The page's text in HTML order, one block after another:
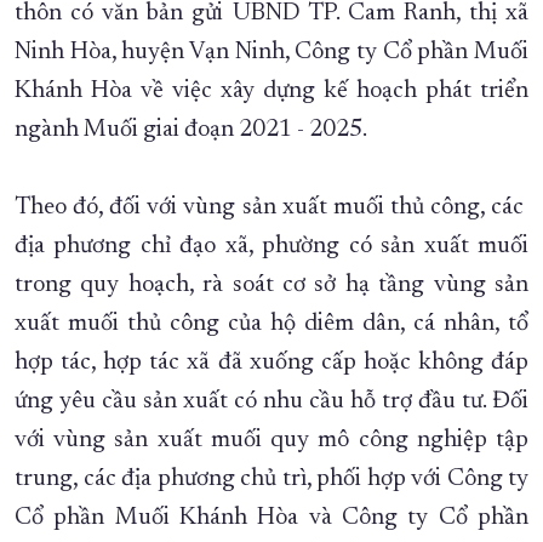
XÂY DỰNG NÔNG THÔN MỚI LỊCH CẮT ĐIỆN
TÀU - XE - MÁY BAY
KỶ NIỆM 370 NĂM XÂY DỰNG VÀ PHÁT TRIỂN TỈNH KHÁNH HÒA
KHOẢNH KHẮC ĐẸP XỨ TRẦM
ĐẠI HỘI ĐẢNG CÁC CẤP TRANG CHỦ VỀ BÁO KHÁNH HÒA
thôn có văn bản gửi UBND TP. Cam Ranh, thị xã
Ninh Hòa, huyện Vạn Ninh, Công ty Cổ phần Muối
Khánh Hòa về việc xây dựng kế hoạch phát triển
ngành Muối giai đoạn 2021 - 2025.
Theo đó, đối với vùng sản xuất muối thủ công, các
địa phương chỉ đạo xã, phường có sản xuất muối
trong quy hoạch, rà soát cơ sở hạ tầng vùng sản
xuất muối thủ công của hộ diêm dân, cá nhân, tổ
hợp tác, hợp tác xã đã xuống cấp hoặc không đáp
ứng yêu cầu sản xuất có nhu cầu hỗ trợ đầu tư. Đối
với vùng sản xuất muối quy mô công nghiệp tập
trung, các địa phương chủ trì, phối hợp với Công ty
Cổ phần Muối Khánh Hòa và Công ty Cổ phần